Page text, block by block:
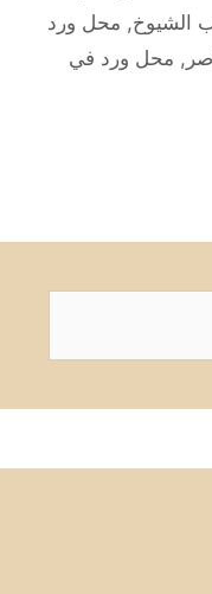
الشيوخ, محل ورد
, محل ورد في